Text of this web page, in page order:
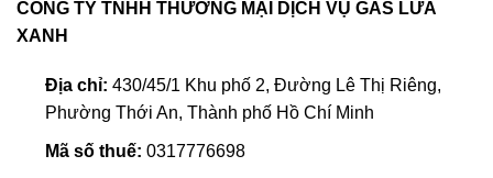
CÔNG TY TNHH THƯƠNG MẠI DỊCH VỤ GAS LỬA
XANH
Địa chỉ: 430/45/1 Khu phố 2, Đường Lê Thị Riêng,
Phường Thới An, Thành phố Hồ Chí Minh
Mã số thuế: 0317776698